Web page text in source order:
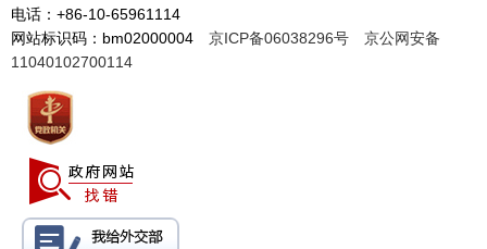
电话：+86-10-65961114
网站标识码：bm02000004 京ICP备06038296号
京公网安备
11040102700114